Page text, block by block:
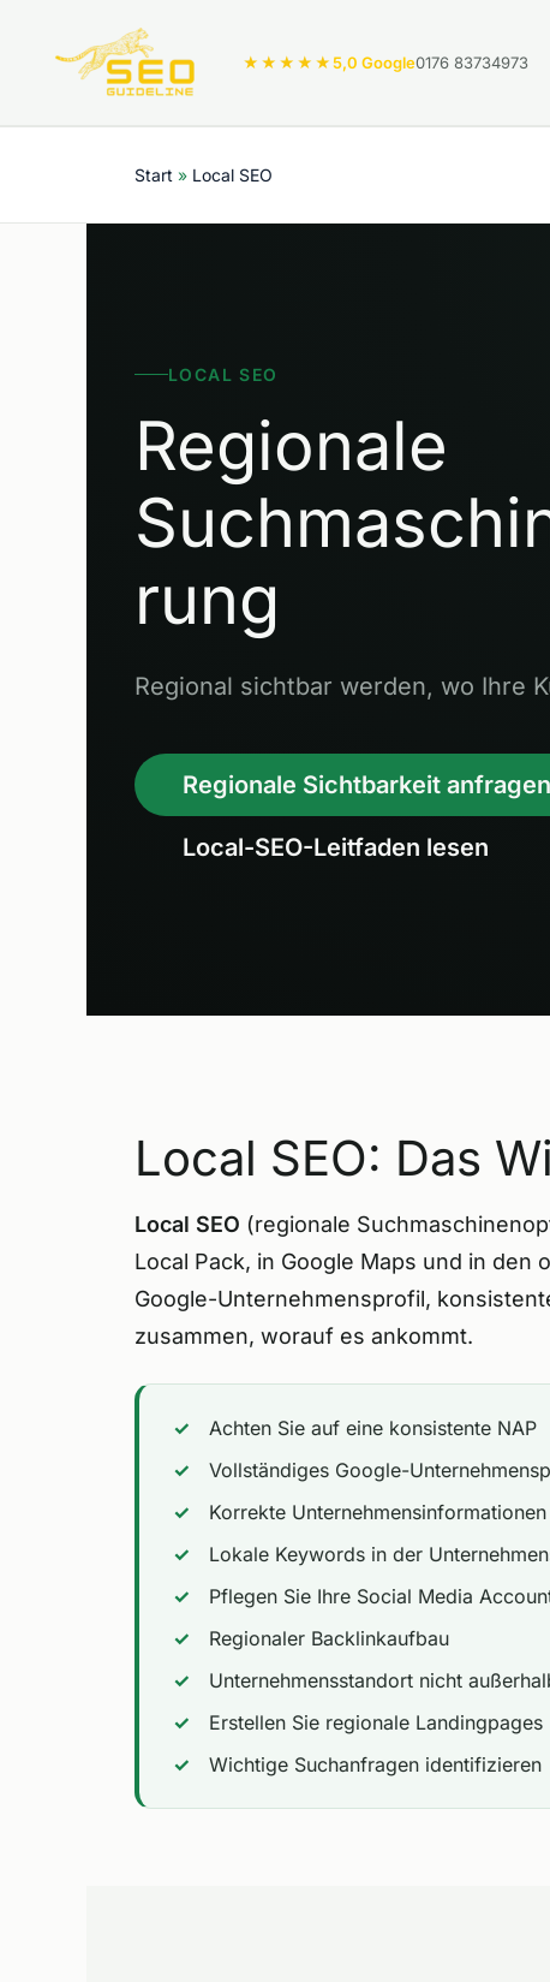
springen
★★★★★5,0 Google0176 83734973
Start Local SEO
LOCAL SEO
Regionale
rung
Regional sichtbar werden, wo Ihre
Regionale Sichtbarkeit anfragen
Local-SEO-Leitfaden lesen
Local SEO: Das
Local SEO (regionale
Local Pack, in Google Maps und in
Google-Unternehmensprofil,
zusammen, worauf es ankommt.
Achten Sie auf eine konsistente NAP
Vollständiges Google-
Korrekte
Lokale Keywords in der
Pflegen Sie Ihre Social Media
Regionaler Backlinkaufbau
Unternehmensstandort nicht
Erstellen Sie regionale Landingpages
Wichtige Suchanfragen identifizieren